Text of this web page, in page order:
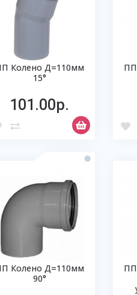
Колено Д=110мм
15°
101.00р.
Колено Д=110мм
90°